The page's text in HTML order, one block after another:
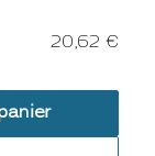
20,62 €